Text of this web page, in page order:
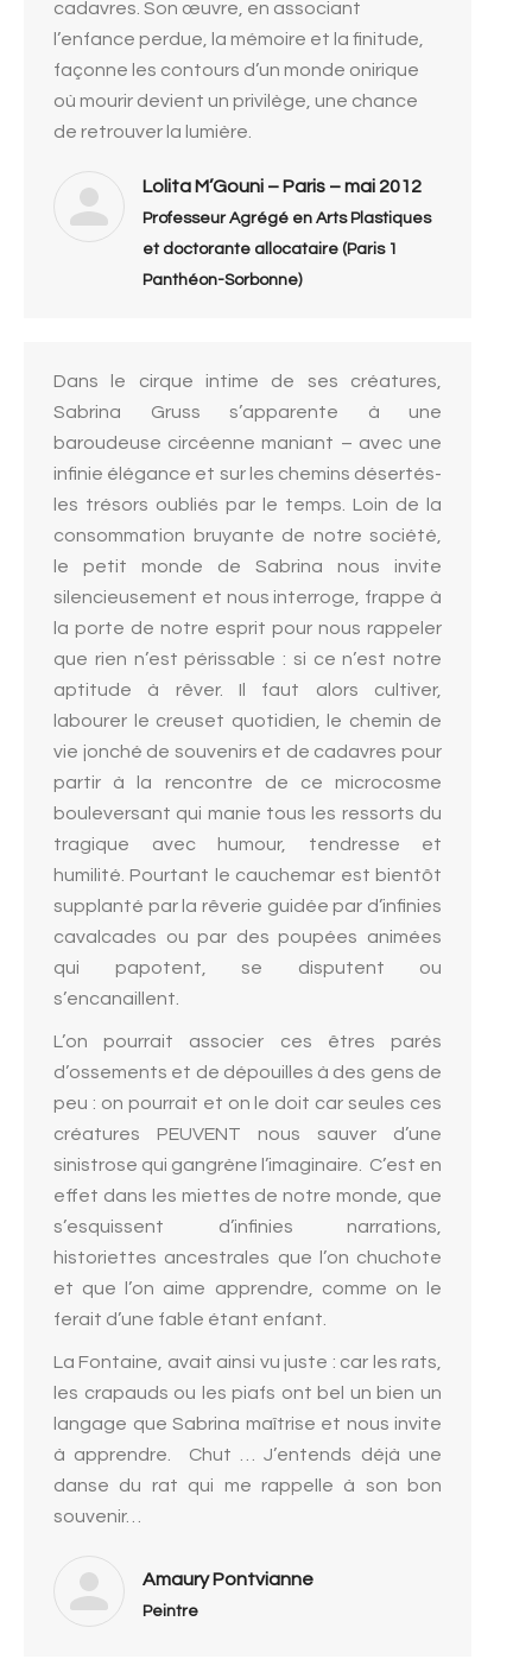
cadavres. Son œuvre, en associant
l’enfance perdue, la mémoire et la finitude,
façonne les contours d’un monde onirique
où mourir devient un privilège, une chance
de retrouver la lumière.
Lolita M’Gouni – Paris – mai 2012
Professeur Agrégé en Arts Plastiques
et doctorante allocataire (Paris 1
Panthéon-Sorbonne)
Dans le cirque intime de ses créatures,
Sabrina Gruss s’apparente à une
baroudeuse circéenne maniant – avec une
infinie élégance et sur les chemins désertés-
les trésors oubliés par le temps. Loin de la
consommation bruyante de notre société,
le petit monde de Sabrina nous invite
silencieusement et nous interroge, frappe à
la porte de notre esprit pour nous rappeler
que rien n’est périssable : si ce n’est notre
aptitude à rêver. Il faut alors cultiver,
labourer le creuset quotidien, le chemin de
vie jonché de souvenirs et de cadavres pour
partir à la rencontre de ce microcosme
bouleversant qui manie tous les ressorts du
tragique avec humour, tendresse et
humilité. Pourtant le cauchemar est bientôt
supplanté par la rêverie guidée par d’infinies
cavalcades ou par des poupées animées
qui papotent, se disputent ou
s’encanaillent.
L’on pourrait associer ces êtres parés
d’ossements et de dépouilles à des gens de
peu : on pourrait et on le doit car seules ces
créatures PEUVENT nous sauver d’une
sinistrose qui gangrène l’imaginaire. C’est en
effet dans les miettes de notre monde, que
s’esquissent d’infinies narrations,
historiettes ancestrales que l’on chuchote
et que l’on aime apprendre, comme on le
ferait d’une fable étant enfant.
La Fontaine, avait ainsi vu juste : car les rats,
les crapauds ou les piafs ont bel un bien un
langage que Sabrina maîtrise et nous invite
à apprendre. Chut … J’entends déjà une
danse du rat qui me rappelle à son bon
souvenir…
Amaury Pontvianne
Peintre